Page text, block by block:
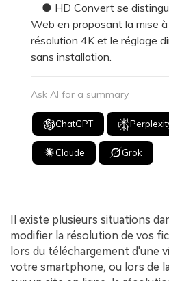
● HD Convert se
Web en proposant la mise
résolution 4K et le réglage
sans installation.
Ask AI for a summary
ChatGPT
Claude Grok
Il existe plusieurs situations
modifier la résolution de vos
lors du téléchargement d'une
votre smartphone, ou lors de